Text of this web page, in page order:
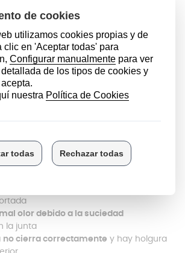
cambiar la junta inferior
no requiere mantenimiento frecuente
por la parte inferior de la puerta,
mal olor debido a la suciedad
la junta
no cierra correctamente y hay holgura